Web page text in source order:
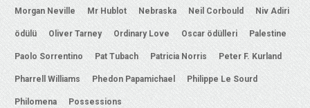
Morgan Neville Mr Hublot Nebraska Neil Corbould Niv Adiri
ödülü Oliver Tarney Ordinary Love Oscar ödülleri Palestine
Paolo Sorrentino Pat Tubach Patricia Norris Peter F. Kurland
Pharrell Williams Phedon Papamichael Philippe Le Sourd
Philomena Possessions